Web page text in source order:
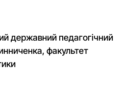
державний педагогічний
факультет